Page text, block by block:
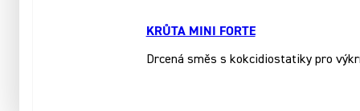
KRŮTA MINI FORTE
Drcená směs s kokcidiostatiky pro